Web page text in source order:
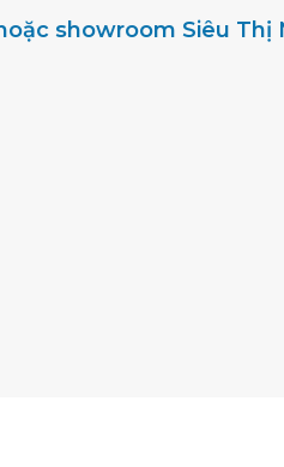
showroom Siêu Thị